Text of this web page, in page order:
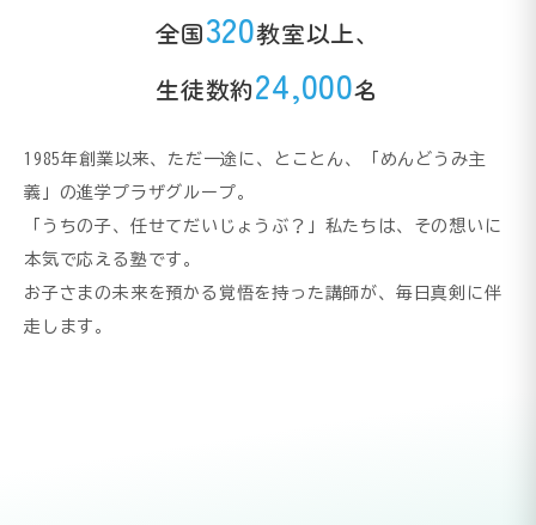
全国320教室以上、
生徒数約24,000名
1985年創業以来、ただ一途に、とことん、「めんどうみ主
義」の進学プラザグループ。
「うちの子、任せてだいじょうぶ？」私たちは、その想いに
本気で応える塾です。
お子さまの未来を預かる覚悟を持った講師が、毎日真剣に伴
走します。